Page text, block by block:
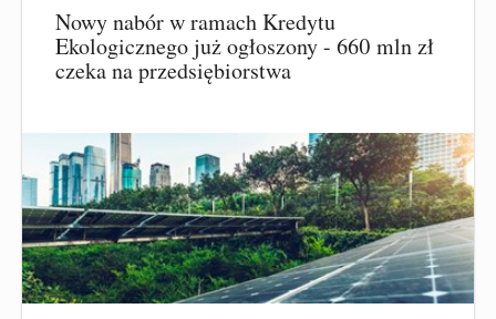
Nowy nabór w ramach Kredytu
Ekologicznego już ogłoszony - 660 mln zł
czeka na przedsiębiorstwa